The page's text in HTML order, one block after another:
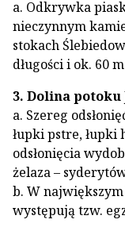
a. Odkrywka
nieczynnym
stokach
długości i ok. 60
3. Dolina potoku
a. Szereg
łupki pstre, łupki
odsłonięcia
żelaza –
b. W
występują tzw.